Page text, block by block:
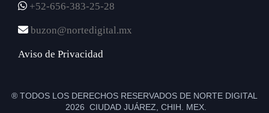
+52-656-383-25-28
buzon@nortedigital.mx
Aviso de Privacidad
® TODOS LOS DERECHOS RESERVADOS DE NORTE DIGITAL
2026 CIUDAD JUÁREZ, CHIH. MEX.